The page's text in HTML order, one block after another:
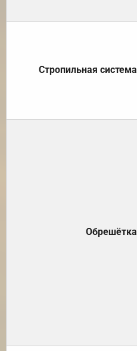
Стропильная система
Обрешётка